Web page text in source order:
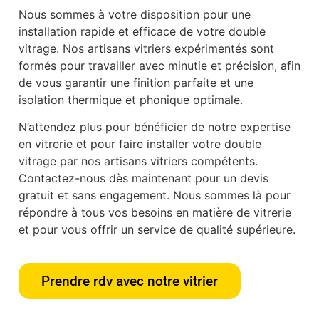
Nous sommes à votre disposition pour une
installation rapide et efficace de votre double
vitrage. Nos artisans vitriers expérimentés sont
formés pour travailler avec minutie et précision, afin
de vous garantir une finition parfaite et une
isolation thermique et phonique optimale.
N’attendez plus pour bénéficier de notre expertise
en vitrerie et pour faire installer votre double
vitrage par nos artisans vitriers compétents.
Contactez-nous dès maintenant pour un devis
gratuit et sans engagement. Nous sommes là pour
répondre à tous vos besoins en matière de vitrerie
et pour vous offrir un service de qualité supérieure.
Prendre rdv avec notre vitrier